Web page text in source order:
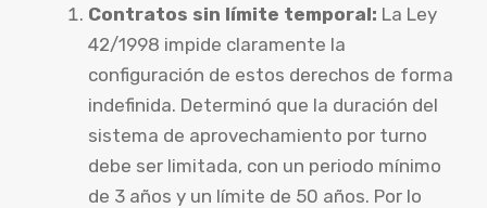
Contratos sin límite temporal: La Ley
42/1998 impide claramente la
configuración de estos derechos de forma
indefinida. Determinó que la duración del
sistema de aprovechamiento por turno
debe ser limitada, con un periodo mínimo
de 3 años y un límite de 50 años. Por lo